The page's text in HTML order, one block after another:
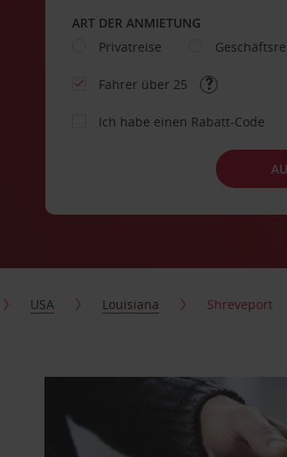
ART DER ANMIETUNG
Privatreise
Fahrer über 25
Ich habe einen Rabatt-Code
USA Louisiana Shreveport